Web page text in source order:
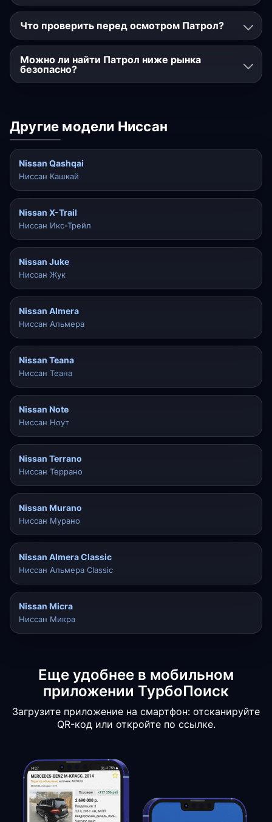
Что проверить перед осмотром Патрол?
Можно ли найти Патрол ниже рынка
безопасно?
Другие модели Ниссан
Nissan Qashqai
Ниссан Кашкай
Nissan X-Trail
Ниссан Икс-Трейл
Nissan Juke
Ниссан Жук
Nissan Almera
Ниссан Альмера
Nissan Teana
Ниссан Теана
Nissan Note
Ниссан Ноут
Nissan Terrano
Ниссан Террано
Nissan Murano
Ниссан Мурано
Nissan Almera Classic
Ниссан Альмера Classic
Nissan Micra
Ниссан Микра
Еще удобнее в мобильном
приложении ТурбоПоиск
Загрузите приложение на смартфон: отсканируйте
QR-код или откройте по ссылке.